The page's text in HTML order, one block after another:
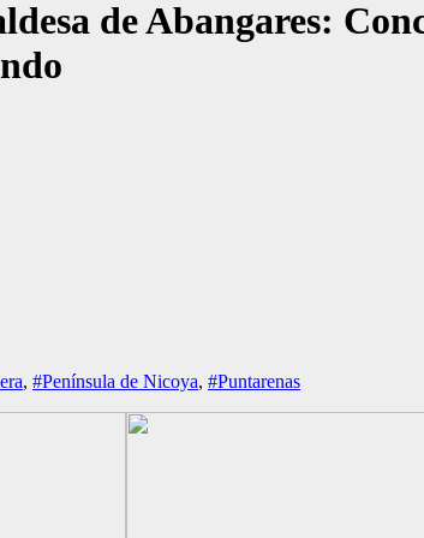
de Abangares:
, #Península de Nicoya, #Puntarenas